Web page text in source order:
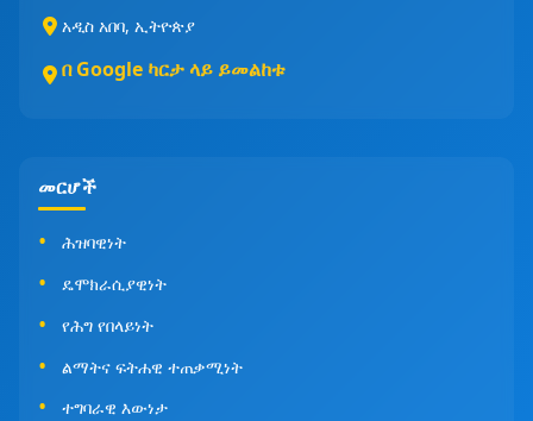
አዲስ አበባ, ኢትዮጵያ
በ Google ካርታ ላይ ይመልከቱ
መርሆች
ሕዝባዊነት
ዴሞክራሲያዊነት
የሕግ የበላይነት
ልማትና ፍትሐዊ ተጠቃሚነት
ተግባራዊ እውነታ